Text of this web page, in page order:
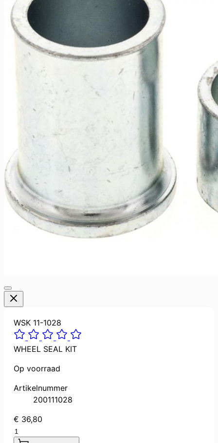
WSK 11-1028
WHEEL SEAL KIT
Op voorraad
Artikelnummer
200111028
€ 36,80
Aantal